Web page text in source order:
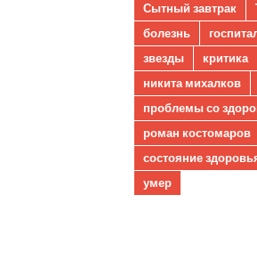
Сытный завтрак
болезнь
звезды
критика
никита михалков
проблемы со
роман костомаров
состояние
умер